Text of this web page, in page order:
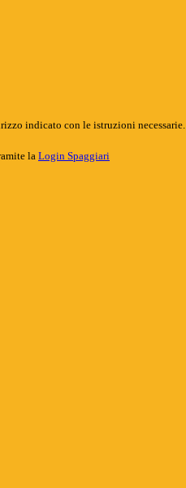
indicato con le istruzioni necessarie.
la Login Spaggiari